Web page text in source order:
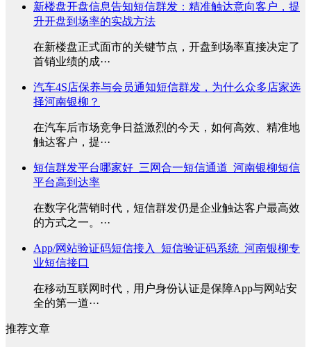
新楼盘开盘信息告知短信群发：精准触达意向客户，提
升开盘到场率的实战方法
在新楼盘正式面市的关键节点，开盘到场率直接决定了
首销业绩的成···
汽车4S店保养与会员通知短信群发，为什么众多店家选
择河南银柳？
在汽车后市场竞争日益激烈的今天，如何高效、精准地
触达客户，提···
短信群发平台哪家好_三网合一短信通道_河南银柳短信
平台高到达率
在数字化营销时代，短信群发仍是企业触达客户最高效
的方式之一。···
App/网站验证码短信接入_短信验证码系统_河南银柳专
业短信接口
在移动互联网时代，用户身份认证是保障App与网站安
全的第一道···
推荐文章